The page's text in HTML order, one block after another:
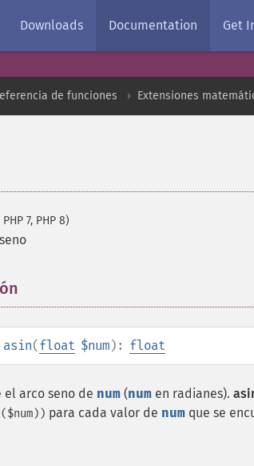
Downloads Documentation Get
de funciones Extensiones
7, PHP 8)
asin(float $num): float
el arco seno de num (num en radianes).
para cada valor de num que se